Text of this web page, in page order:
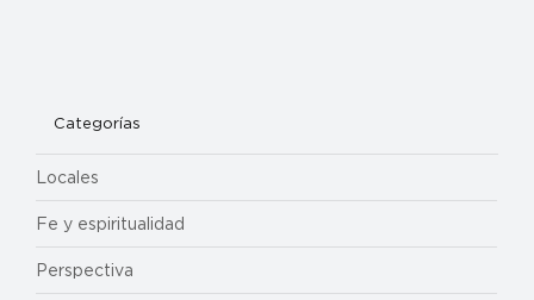
Categorías
Locales
Fe y espiritualidad
Perspectiva